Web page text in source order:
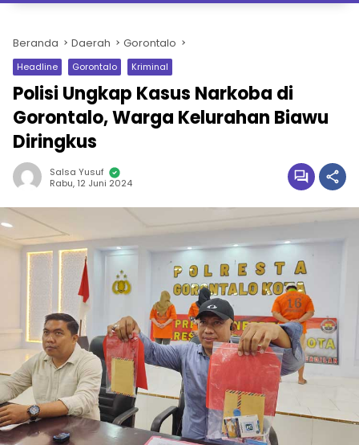
Beranda Daerah Gorontalo
Headline Gorontalo Kriminal
Polisi Ungkap Kasus Narkoba di
Gorontalo, Warga Kelurahan Biawu
Diringkus
Salsa Yusuf
Rabu, 12 Juni 2024